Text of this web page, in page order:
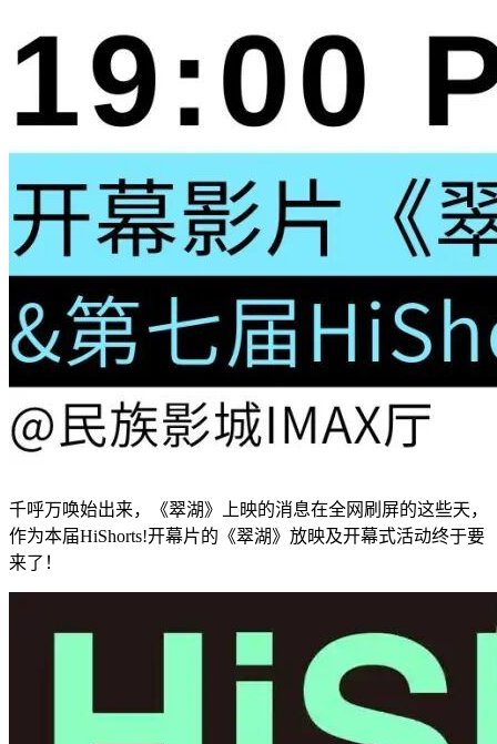
千呼万唤始出来，《翠湖》上映的消息在全网刷屏的这些天，
作为本届HiShorts!开幕片的《翠湖》放映及开幕式活动终于要
来了！